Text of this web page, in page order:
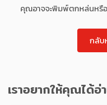
คุณอาจจะพิมพ์ตกหล่นหรื
กลับ
เราอยากให้คุณได้อ่